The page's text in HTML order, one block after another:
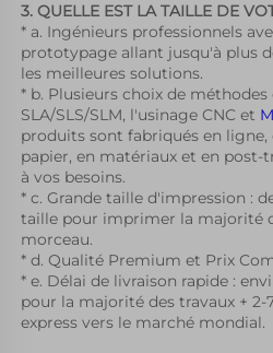
3. QUELLE EST LA TAILLE DE
* a. Ingénieurs professionnels
prototypage allant jusqu'à plus
les meilleures solutions.
* b. Plusieurs choix de
SLA/SLS/SLM, l'usinage CNC et
produits sont fabriqués en ligne,
papier, en matériaux et en
à vos besoins.
* c. Grande taille d'impression :
taille pour imprimer la majorité
morceau.
* d. Qualité Premium et Prix
* e. Délai de livraison rapide :
pour la majorité des travaux +
express vers le marché mondial.